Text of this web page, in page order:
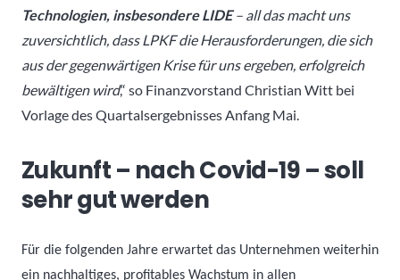
Technologien, insbesondere LIDE– all das macht uns
zuversichtlich, dass LPKF die Herausforderungen, die sich
aus der gegenwärtigen Krise für uns ergeben, erfolgreich
bewältigen wird,“ so Finanzvorstand Christian Witt bei
Vorlage des Quartalsergebnisses Anfang Mai.
Zukunft – nach Covid-19 – soll
sehr gut werden
Für die folgenden Jahre erwartet das Unternehmen weiterhin
ein nachhaltiges, profitables Wachstum in allen